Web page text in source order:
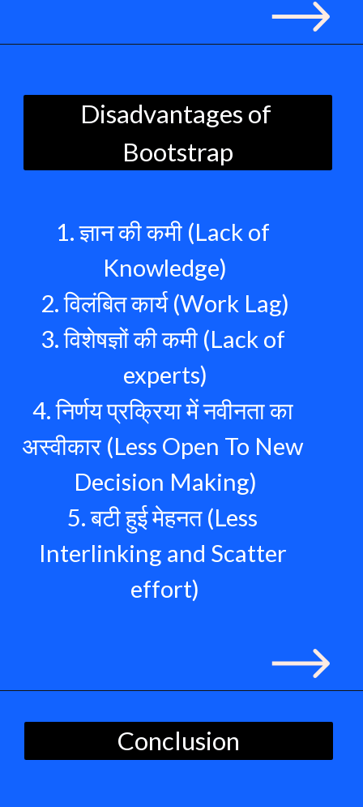
Disadvantages of
Bootstrap
1. ज्ञान की कमी (Lack of
Knowledge)
2. विलंबित कार्य (Work Lag)
3. विशेषज्ञों की कमी (Lack of
experts)
4. निर्णय प्रक्रिया में नवीनता का
अस्वीकार (Less Open To New
Decision Making)
5. बटी हुई मेहनत (Less
Interlinking and Scatter
effort)
Conclusion